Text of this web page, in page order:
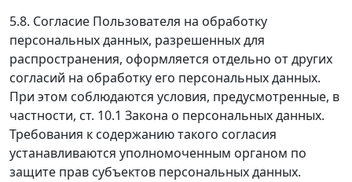
5.8. Согласие Пользователя на обработку
персональных данных, разрешенных для
распространения, оформляется отдельно от других
согласий на обработку его персональных данных.
При этом соблюдаются условия, предусмотренные, в
частности, ст. 10.1 Закона о персональных данных.
Требования к содержанию такого согласия
устанавливаются уполномоченным органом по
защите прав субъектов персональных данных.